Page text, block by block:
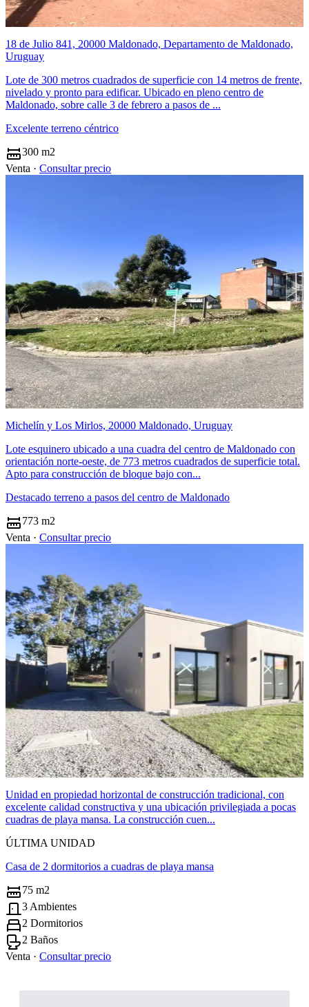
18 de Julio 841, 20000 Maldonado, Departamento de Maldonado,
Uruguay
Lote de 300 metros cuadrados de superficie con 14 metros de frente,
nivelado y pronto para edificar. Ubicado en pleno centro de
Maldonado, sobre calle 3 de febrero a pasos de ...
Excelente terreno céntrico
300 m2
Venta · Consultar precio
Michelín y Los Mirlos, 20000 Maldonado, Uruguay
Lote esquinero ubicado a una cuadra del centro de Maldonado con
orientación norte-oeste, de 773 metros cuadrados de superficie total.
Apto para construcción de bloque bajo con...
Destacado terreno a pasos del centro de Maldonado
773 m2
Venta · Consultar precio
Unidad en propiedad horizontal de construcción tradicional, con
excelente calidad constructiva y una ubicación privilegiada a pocas
cuadras de playa mansa. La construcción cuen...
ÚLTIMA UNIDAD
Casa de 2 dormitorios a cuadras de playa mansa
75 m2
3 Ambientes
2 Dormitorios
2 Baños
Venta · Consultar precio